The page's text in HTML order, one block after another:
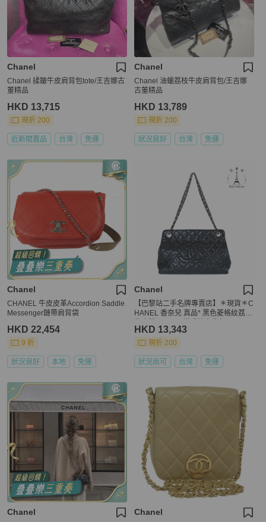
Chanel
Chanel 揉皺牛皮肩背包tote/王吉娜古
董精品
HKD 13,715
現折 200
近新閒置品 台灣 免運
Chanel
Chanel 油蠟荔枝牛皮肩背包/王吉娜
古董精品
HKD 13,789
現折 200
狀況良好 台灣 免運
Chanel
CHANEL 牛皮皮革Accordion Saddle
Messenger鏈帶肩背袋
HKD 22,454
9 折
狀況良好 本地 免運
Chanel
【巴黎站二手名牌專賣店】＊現貨＊C
HANEL 香奈兒 真品* 黑色菱格紋荔枝
HKD 13,343
現折 200
狀況尚可 台灣 免運
Chanel Chanel